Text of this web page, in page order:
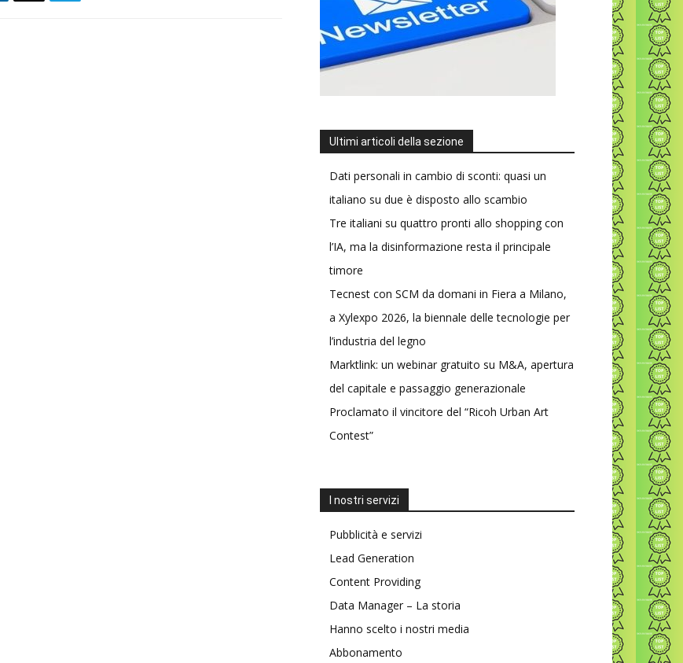
Ultimi articoli della sezione
Dati personali in cambio di sconti: quasi un
italiano su due è disposto allo scambio
Tre italiani su quattro pronti allo shopping con
l’IA, ma la disinformazione resta il principale
timore
Tecnest con SCM da domani in Fiera a Milano,
a Xylexpo 2026, la biennale delle tecnologie per
l’industria del legno
Marktlink: un webinar gratuito su M&A, apertura
del capitale e passaggio generazionale
Proclamato il vincitore del “Ricoh Urban Art
Contest”
I nostri servizi
Pubblicità e servizi
Lead Generation
Content Providing
Data Manager – La storia
Hanno scelto i nostri media
Abbonamento